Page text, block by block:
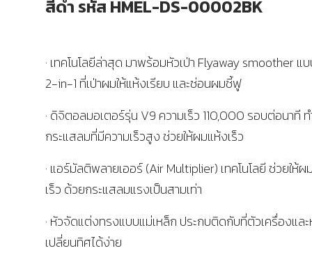
สีดำ รหัส HMEL-DS-00002BK
· เทคโนโลยีล่าสุด มาพร้อมหัวเป่า Flyaway smoother แ
2-in-1 ที่เป่าผมให้แห้งเรียบ และซ่อนผมชี้ฟู
· ดิจิตอลมอเตอร์รุ่น V9 ความเร็ว 110,000 รอบต่อนาที ท
กระแสลมที่มีความเร็วสูง ช่วยให้ผมแห้งเร็ว
· แอร์มัลติพลายเออร์ (Air Multiplier) เทคโนโลยี ช่วยให้
เร็ว ด้วยกระแสลมแรงเป็นสามเท่า
· หัวจัดแต่งทรงแบบแม่เหล็ก ประกบติดกับที่ตัวเครื่องแล
เปลี่ยนทิศได้ง่าย